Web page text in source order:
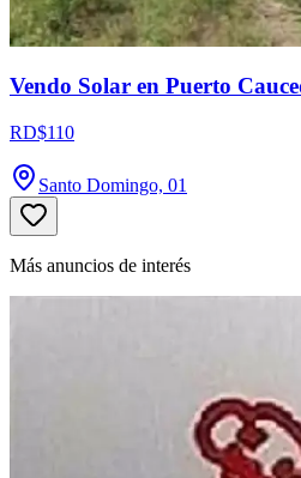
Vendo Solar en Puerto
RD$110
Santo Domingo, 01
Más anuncios de interés